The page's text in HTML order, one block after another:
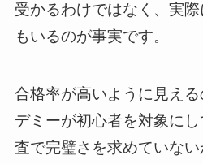
受かるわけではなく、実
もいるのが事実です。
合格率が高いように見え
デミーが初心者を対象に
査で完璧さを求めていな